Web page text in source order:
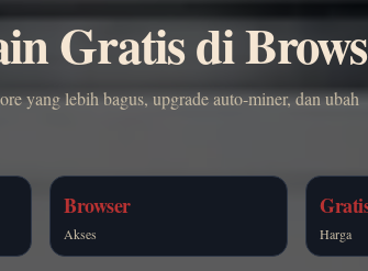
Gratis di
yang lebih bagus, upgrade auto-miner, dan ubah
Browser
Akses Harga